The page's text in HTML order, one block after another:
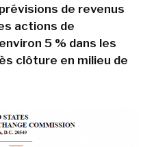
de revenus
actions de
5 % dans les
clôture en milieu de